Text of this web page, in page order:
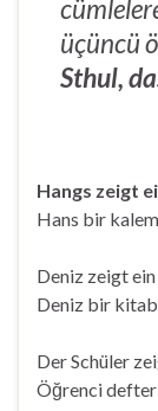
üçüncü
Sthul,
Hangs zeigt
Hans bir
Deniz zeigt
Deniz bir
Der Schüler
Öğrenci